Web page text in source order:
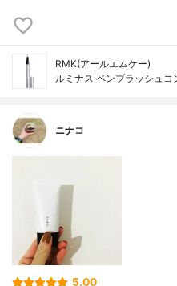
RMK(アールエムケー)
ルミナス ペンブラッシュコ
ニナコ
5.00